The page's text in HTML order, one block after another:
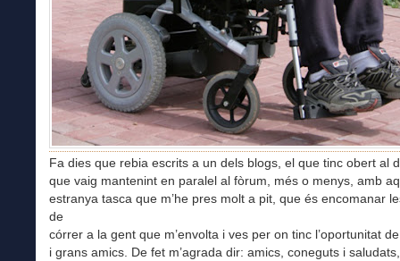
Fa dies que rebia escrits a un dels blogs, el que tinc obert al
que vaig mantenint en paralel al fòrum, més o menys, amb
estranya tasca que m’he pres molt a pit, que és encomanar
de
córrer a la gent que m’envolta i ves per on tinc l’oportunitat
i grans amics. De fet m’agrada dir: amics, coneguts i